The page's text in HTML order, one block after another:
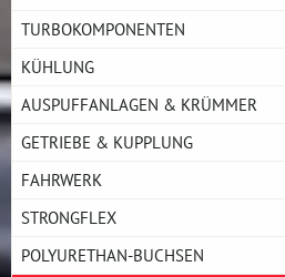
TURBOKOMPONENTEN
KÜHLUNG
AUSPUFFANLAGEN & KRÜMMER
GETRIEBE & KUPPLUNG
FAHRWERK
STRONGFLEX
POLYURETHAN-BUCHSEN